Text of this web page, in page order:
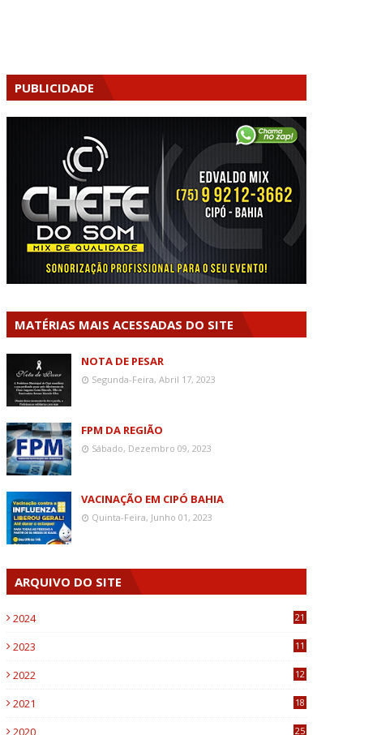
PUBLICIDADE
MATÉRIAS MAIS ACESSADAS DO SITE
NOTA DE PESAR
Segunda-Feira, Abril 17, 2023
FPM DA REGIÃO
Sábado, Dezembro 09, 2023
VACINAÇÃO EM CIPÓ BAHIA
Quinta-Feira, Junho 01, 2023
ARQUIVO DO SITE
2024 21
2023
11
2022
12
2021
18
2020 25